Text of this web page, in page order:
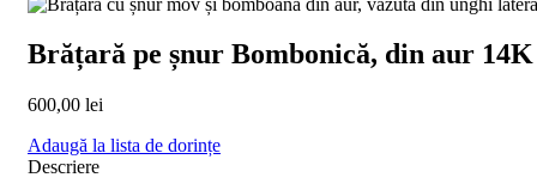
Brățară pe șnur Bombonică, din aur 14K
600,00 lei
Adaugă la lista de dorințe
Descriere